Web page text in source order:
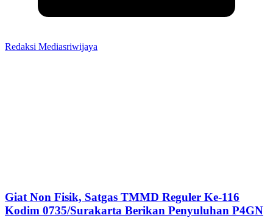
Redaksi Mediasriwijaya
Giat Non Fisik, Satgas TMMD Reguler Ke-116
Kodim 0735/Surakarta Berikan Penyuluhan P4GN